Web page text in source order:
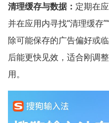
清理缓存与数据： 定期在
并在应用内寻找“清理缓存
除可能保存的广告偏好或
后能更快见效，适合刚调
用。